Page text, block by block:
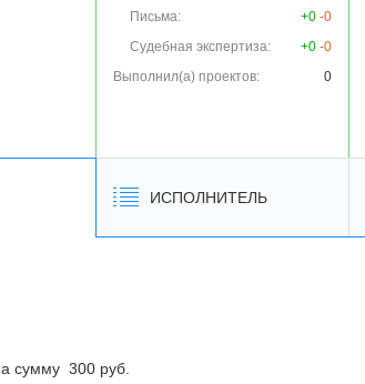
Письма:
+0 -0
Судебная экспертиза:
+0 -0
Выполнил(а) проектов:
0
ИСПОЛНИТЕЛЬ
сумму 300 руб.